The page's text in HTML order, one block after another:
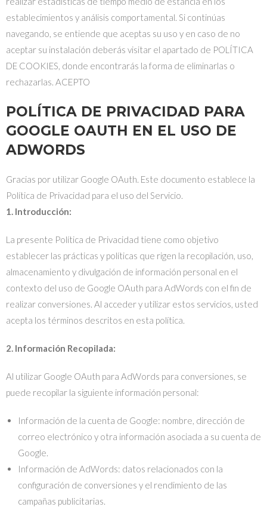
establecimientos y análisis comportamental. Si continúas
navegando, se entiende que aceptas su uso y en caso de no
aceptar su instalación deberás visitar el apartado de POLÍTICA
DE COOKIES, donde encontrarás la forma de eliminarlas o
rechazarlas. ACEPTO
POLÍTICA DE PRIVACIDAD PARA
GOOGLE OAUTH EN EL USO DE
ADWORDS
Gracias por utilizar Google OAuth. Este documento establece la
Política de Privacidad para el uso del Servicio.
1. Introducción:
La presente Política de Privacidad tiene como objetivo
establecer las prácticas y políticas que rigen la recopilación, uso,
almacenamiento y divulgación de información personal en el
contexto del uso de Google OAuth para AdWords con el fin de
realizar conversiones. Al acceder y utilizar estos servicios, usted
acepta los términos descritos en esta política.
2. Información Recopilada:
Al utilizar Google OAuth para AdWords para conversiones, se
puede recopilar la siguiente información personal:
Información de la cuenta de Google: nombre, dirección de
correo electrónico y otra información asociada a su cuenta de
Google.
Información de AdWords: datos relacionados con la
configuración de conversiones y el rendimiento de las
campañas publicitarias.